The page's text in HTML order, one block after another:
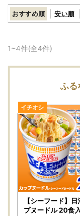
おすすめ順 安い順
1~4件(全4件)
ふる
【シーフード】日
プヌードル 20食